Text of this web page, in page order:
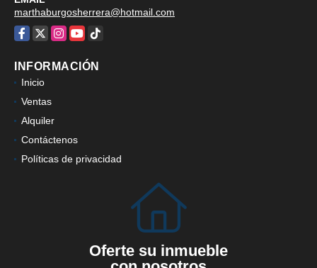
marthaburgosherrera@hotmail.com
Facebook
X Instagram
YouTube
TikTok
INFORMACIÓN
Inicio
Ventas
Alquiler
Contáctenos
Políticas de privacidad
Oferte su inmueble